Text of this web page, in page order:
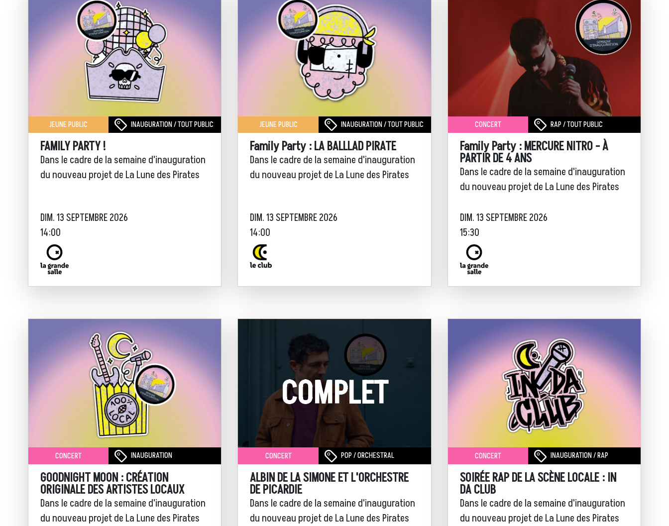
JEUNE PUBLIC INAUGURATION / TOUT PUBLIC
FAMILY PARTY !
Dans le cadre de la semaine d'inauguration
du nouveau projet de La Lune des Pirates
DIM. 13 SEPTEMBRE 2026
14:00
JEUNE PUBLIC INAUGURATION / TOUT PUBLIC
Family Party : LA BALLLAD PIRATE
Dans le cadre de la semaine d'inauguration
du nouveau projet de La Lune des Pirates
DIM. 13 SEPTEMBRE 2026
14:00
CONCERT RAP / TOUT PUBLIC
Family Party : MERCURE NITRO - À
PARTIR DE 4 ANS
Dans le cadre de la semaine d'inauguration
du nouveau projet de La Lune des Pirates
DIM. 13 SEPTEMBRE 2026
15:30
CONCERT INAUGURATION
GOODNIGHT MOON : CRÉATION
ORIGINALE DES ARTISTES LOCAUX
Dans le cadre de la semaine d'inauguration
du nouveau projet de La Lune des Pirates
COMPLET
CONCERT POP / ORCHESTRAL
ALBIN DE LA SIMONE ET L'ORCHESTRE
DE PICARDIE
Dans le cadre de la semaine d'inauguration
du nouveau projet de La Lune des Pirates
CONCERT INAUGURATION / RAP
SOIRÉE RAP DE LA SCÈNE LOCALE : IN
DA CLUB
Dans le cadre de la semaine d'inauguration
du nouveau projet de La Lune des Pirates